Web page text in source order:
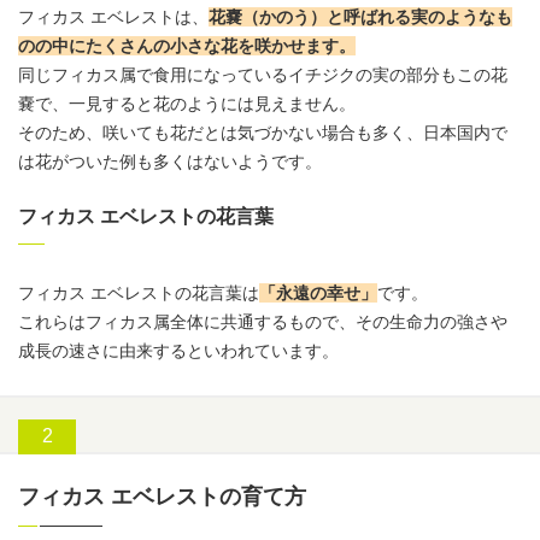
フィカス エベレストは、 花嚢（かのう）と呼ばれる実のようなも
のの中にたくさんの小さな花を咲かせます。
同じフィカス属で食用になっているイチジクの実の部分もこの花
嚢で、一見すると花のようには見えません。
そのため、咲いても花だとは気づかない場合も多く、日本国内で
は花がついた例も多くはないようです。
フィカス エベレストの花言葉
フィカス エベレストの花言葉は 「永遠の幸せ」 です。
これらはフィカス属全体に共通するもので、その生命力の強さや
成長の速さに由来するといわれています。
フィカス エベレストの育て方